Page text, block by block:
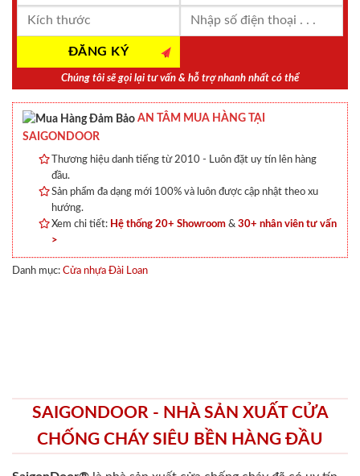
Chúng tôi sẽ gọi lại tư vấn & hỗ trợ nhanh nhất có thể
AN TÂM MUA HÀNG TẠI
SAIGONDOOR
Thương hiệu danh tiếng từ 2010 - Luôn đặt uy tín lên hàng
đầu.
Sản phẩm đa dạng mới 100% và luôn được cập nhật theo xu
hướng.
Xem chi tiết: Hệ thống 20+ Showroom & 30+ nhân viên tư vấn
>
Danh mục: Cửa nhựa Đài Loan
SAIGONDOOR - NHÀ SẢN XUẤT CỬA
CHỐNG CHÁY SIÊU BỀN HÀNG ĐẦU